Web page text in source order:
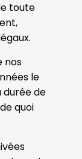
toute
nos
le
durée de
quoi